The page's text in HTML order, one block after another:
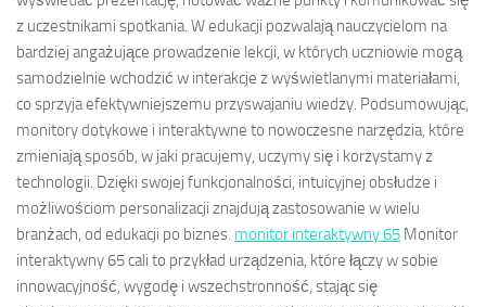
z uczestnikami spotkania. W edukacji pozwalają nauczycielom na
bardziej angażujące prowadzenie lekcji, w których uczniowie mogą
samodzielnie wchodzić w interakcje z wyświetlanymi materiałami,
co sprzyja efektywniejszemu przyswajaniu wiedzy. Podsumowując,
monitory dotykowe i interaktywne to nowoczesne narzędzia, które
zmieniają sposób, w jaki pracujemy, uczymy się i korzystamy z
technologii. Dzięki swojej funkcjonalności, intuicyjnej obsłudze i
możliwościom personalizacji znajdują zastosowanie w wielu
branżach, od edukacji po biznes. monitor interaktywny 65 Monitor
interaktywny 65 cali to przykład urządzenia, które łączy w sobie
innowacyjność, wygodę i wszechstronność, stając się